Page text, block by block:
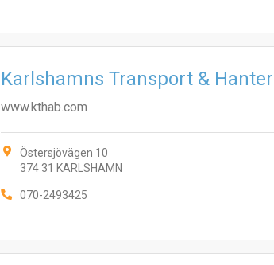
Karlshamns Transport &
www.kthab.com
Östersjövägen 10
374 31 KARLSHAMN
070-2493425